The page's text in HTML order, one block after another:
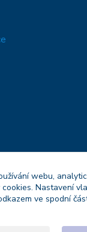
webu,
Nastavení
ve spodní